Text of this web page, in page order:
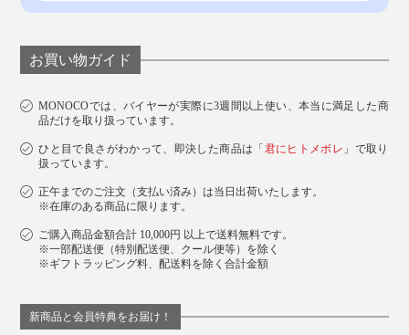
お買い物ガイド
MONOCOでは、バイヤーが実際に3週間以上使い、本当に満足した商
品だけを取り扱っています。
ひと目で良さがわかって、即決した商品は「 君にヒトメボレ 」で取り
扱っています。
正午までのご注文（支払い済み）は当日出荷いたします。
※在庫のある商品に限ります。
ご購入商品金額合計 10,000円 以上で送料無料です。
※一部配送便（特別配送便、クール便等）を除く
※ギフトラッピング料、配送料を除く合計金額
新商品と会員特典をお届け！